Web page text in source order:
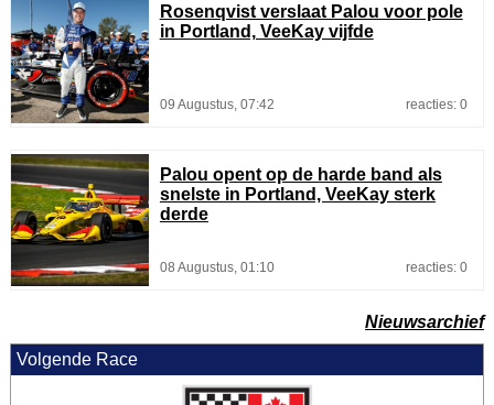
Rosenqvist verslaat Palou voor pole
in Portland, VeeKay vijfde
09 Augustus, 07:42 reacties: 0
Palou opent op de harde band als
snelste in Portland, VeeKay sterk
derde
08 Augustus, 01:10 reacties: 0
Nieuwsarchief
Volgende Race